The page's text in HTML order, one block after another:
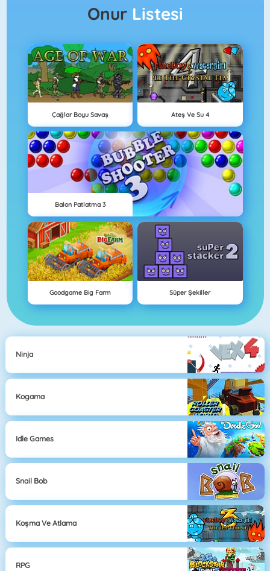
Onur Listesi
Çağlar Boyu Savaş Ateş Ve Su 4
Balon Patlatma 3
Goodgame Big Farm Süper Şekiller
Ninja
Kogama
Idle Games
Snail Bob
Koşma Ve Atlama
RPG